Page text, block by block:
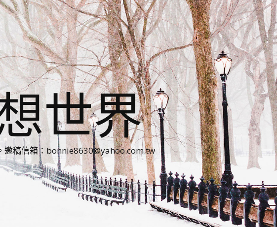
世界
邀稿信箱：bonnie8630@yahoo.com.tw